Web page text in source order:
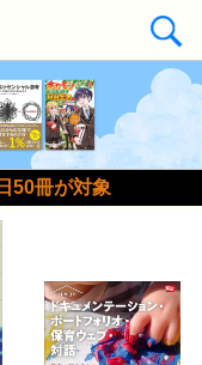
50冊が対象